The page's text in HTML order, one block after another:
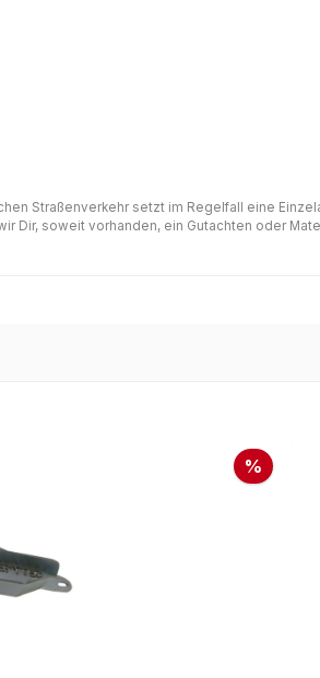
Straßenverkehr setzt im Regelfall eine
Dir, soweit vorhanden, ein Gutachten oder
%